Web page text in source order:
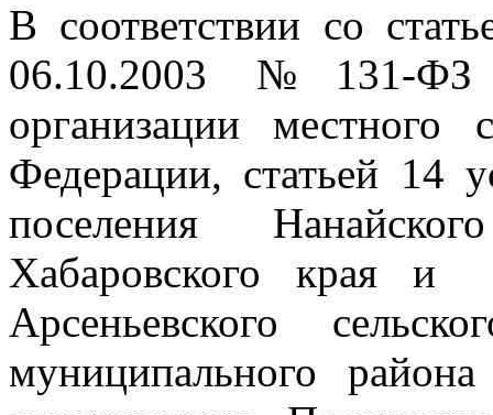
В соответствии со
06.10.2003 №131-
организации местного
Федерации, статьей 14
поселения
Хабаровского края и
Арсеньевского
муниципального